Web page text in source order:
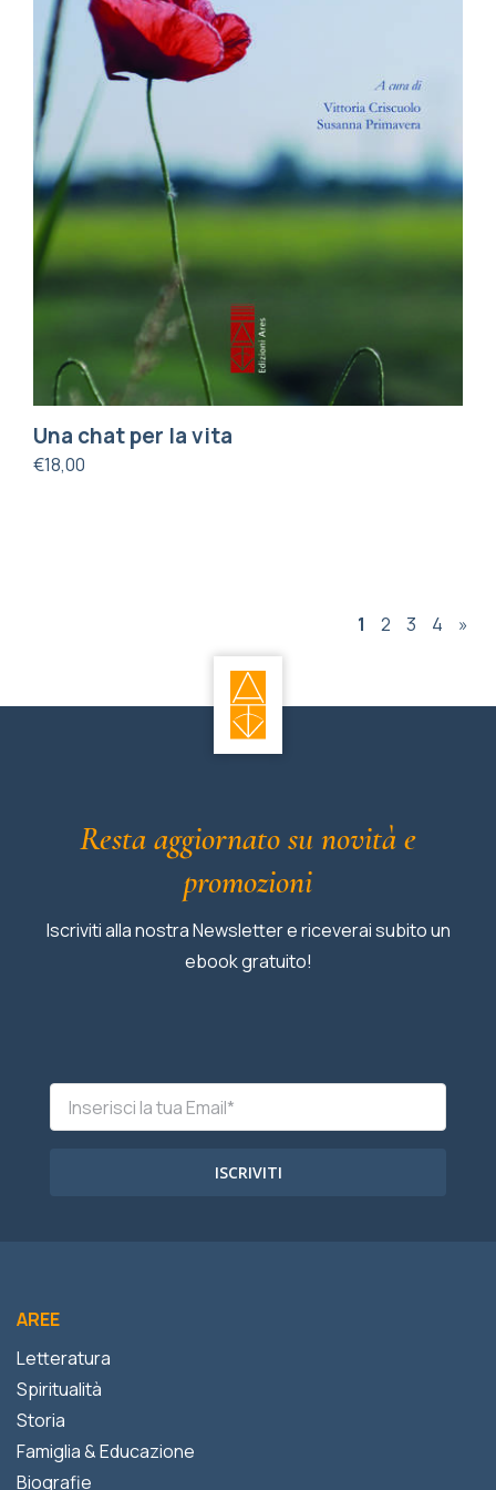
Una chat per la vita
€18,00
1 2 3 4 »
Resta aggiornato su novità e
promozioni
Iscriviti alla nostra Newsletter e riceverai subito un
ebook gratuito!
ISCRIVITI
AREE
Letteratura
Spiritualità
Storia
Famiglia & Educazione
Biografie